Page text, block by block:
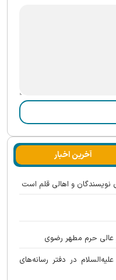
آخرین اخبار
نویسندگان و اهالی قلم است
عالی حرم مطهر رضوی
در دفتر رسانه‌های